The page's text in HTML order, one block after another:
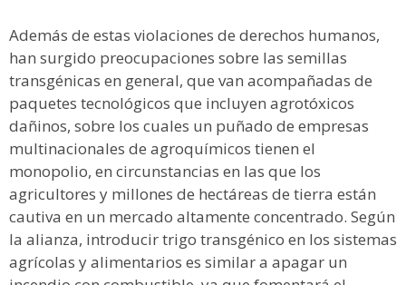
Además de estas violaciones de derechos humanos,
han surgido preocupaciones sobre las semillas
transgénicas en general, que van acompañadas de
paquetes tecnológicos que incluyen agrotóxicos
dañinos, sobre los cuales un puñado de empresas
multinacionales de agroquímicos tienen el
monopolio, en circunstancias en las que los
agricultores y millones de hectáreas de tierra están
cautiva en un mercado altamente concentrado. Según
la alianza, introducir trigo transgénico en los sistemas
agrícolas y alimentarios es similar a apagar un